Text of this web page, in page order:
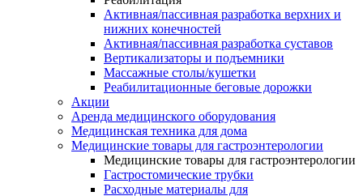
Активная/пассивная разработка верхних и
нижних конечностей
Активная/пассивная разработка суставов
Вертикализаторы и подъемники
Массажные столы/кушетки
Реабилитационные беговые дорожки
Акции
Аренда медицинского оборудования
Медицинская техника для дома
Медицинские товары для гастроэнтерологии
Медицинские товары для гастроэнтерологии
Гастростомические трубки
Расходные материалы для